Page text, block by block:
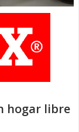
hogar libre